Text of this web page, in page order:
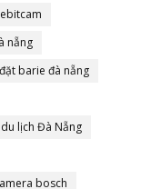
nẵng
barie đà nẵng
lịch Đà Nẵng
bosch